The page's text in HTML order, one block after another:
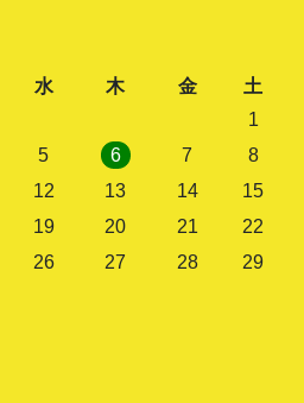
水 木 金
土
1
5 6 7
8
12 13 14
15
19 20 21
22
26 27 28
29